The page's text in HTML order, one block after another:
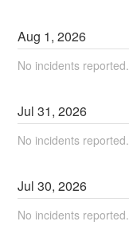
Aug 1,2026
No incidents reported.
Jul31,2026
No incidents reported.
Jul30,2026
No incidents reported.